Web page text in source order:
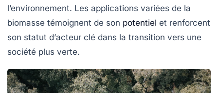
l’environnement. Les applications variées de la
biomasse témoignent de son potentiel et renforcent
son statut d’acteur clé dans la transition vers une
société plus verte.